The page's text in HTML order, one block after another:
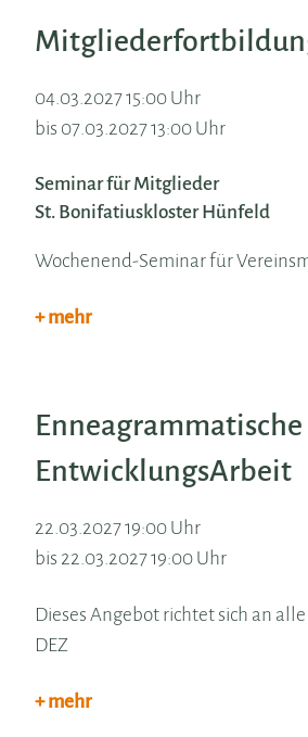
04.03.2027 15:00 Uhr
bis 07.03.2027 13:00 Uhr
Seminar für Mitglieder
St. Bonifatiuskloster Hünfeld
Wochenend-Seminar für
+ mehr
Enneagrammatische
EntwicklungsArbeit
22.03.2027 19:00 Uhr
bis 22.03.2027 19:00 Uhr
Dieses Angebot richtet sich an
DEZ
+ mehr